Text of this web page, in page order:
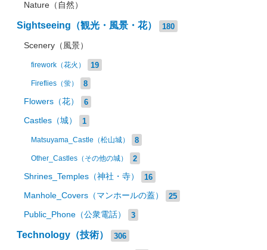
Nature（自然）
Sightseeing（観光・風景・花） 180
Scenery（風景）
firework（花火） 19
Fireflies（蛍） 8
Flowers（花） 6
Castles（城） 1
Matsuyama_Castle（松山城） 8
Other_Castles（その他の城） 2
Shrines_Temples（神社・寺） 16
Manhole_Covers（マンホールの蓋） 25
Public_Phone（公衆電話） 3
Technology（技術） 306